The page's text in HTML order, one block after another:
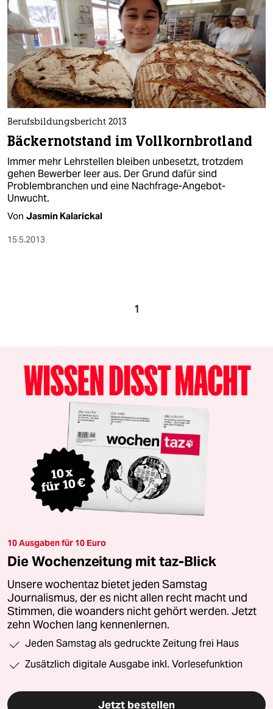
Berufsbildungsbericht 2013
Bäckernotstand im Vollkornbrotland
Immer mehr Lehrstellen bleiben unbesetzt, trotzdem
gehen Bewerber leer aus. Der Grund dafür sind
Problembranchen und eine Nachfrage-Angebot-
Unwucht.
Von Jasmin Kalarickal
15.5.2013
1
10 Ausgaben für 10 Euro
Die Wochenzeitung mit taz-Blick
Unsere wochentaz bietet jeden Samstag
Journalismus, der es nicht allen recht macht und
Stimmen, die woanders nicht gehört werden. Jetzt
zehn Wochen lang kennenlernen.
Jeden Samstag als gedruckte Zeitung frei Haus
Zusätzlich digitale Ausgabe inkl. Vorlesefunktion
Jetzt bestellen